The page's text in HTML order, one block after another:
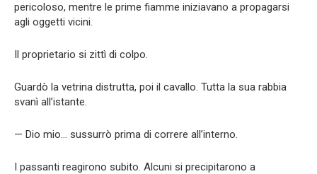
pericoloso, mentre le prime fiamme iniziavano a propagarsi
agli oggetti vicini.
Il proprietario si zittì di colpo.
Guardò la vetrina distrutta, poi il cavallo. Tutta la sua rabbia
svanì all’istante.
— Dio mio… sussurrò prima di correre all’interno.
I passanti reagirono subito. Alcuni si precipitarono a